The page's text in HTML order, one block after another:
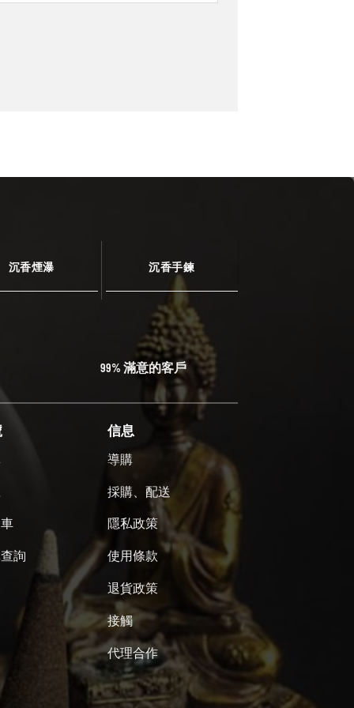
沉香煙瀑 沉香手鍊
99% 滿意的客戶
詢
信息
導購
採購、配送
隱私政策
使用條款
退貨政策
接觸
代理合作